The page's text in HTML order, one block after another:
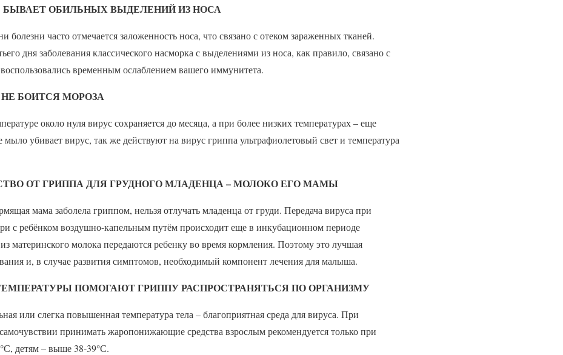
БЫВАЕТ ОБИЛЬНЫХ ВЫДЕЛЕНИЙ ИЗ НОСА
часто отмечается заложенность носа, что связано с отеком зараженных тканей.
дня заболевания классического насморка с выделениями из носа, как правило, связано с
временным ослаблением вашего иммунитета.
БОИТСЯ МОРОЗА
около нуля вирус сохраняется до месяца, а при более низких температурах – еще
убивает вирус, так же действуют на вирус гриппа ультрафиолетовый свет и температура
ОТ ГРИППА ДЛЯ ГРУДНОГО МЛАДЕНЦА – МОЛОКО ЕГО МАМЫ
мама заболела гриппом, нельзя отлучать младенца от груди. Передача вируса при
с ребёнком воздушно-капельным путём происходит еще в инкубационном периоде
материнского молока передаются ребенку во время кормления. Поэтому это лучшая
и, в случае развития симптомов, необходимый компонент лечения для малыша.
ПОМОГАЮТ ГРИППУ РАСПРОСТРАНЯТЬСЯ ПО ОРГАНИЗМУ
или слегка повышенная температура тела – благоприятная среда для вируса. При
принимать жаропонижающие средства взрослым рекомендуется только при
детям – выше 38-39°С.